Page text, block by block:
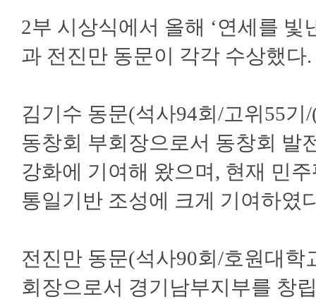
2부 시상식에서 올해 ‘연세를
과 전진만 동문이 각각 수상했다.
김기수 동문(석사94회/고위55
동창회 부회장으로서 동창회 발
강화에 기여해 왔으며, 현재 민
통일기반 조성에 크게 기여하였
전진만 동문(석사90회/호원대
회장으로서 경기남부지부를 창